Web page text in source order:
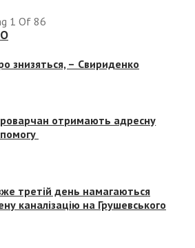
1 Of 86
знизяться, – Свириденко
отримають адресну
третій день намагаються
каналізацію на Грушевського